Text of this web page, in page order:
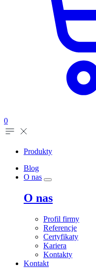
0
Produkty
Blog
O nas
O nas
Profil firmy
Referencje
Certyfikaty
Kariera
Kontakty
Kontakt